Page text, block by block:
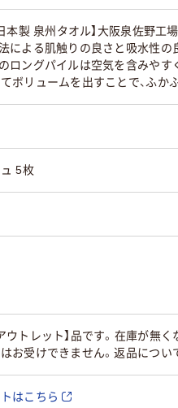
日本製 泉州タオル】大阪泉佐
による肌触りの良さと吸水性の
ロングパイルは空気を含みや
ボリュームを出すことで、ふか
5枚
ウトレット】品です。在庫が無
お受けできません。返品につい
はこちら